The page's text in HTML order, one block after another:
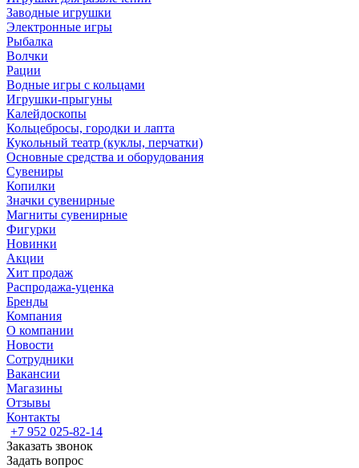
Заводные игрушки
Электронные игры
Рыбалка
Волчки
Рации
Водные игры с кольцами
Игрушки-прыгуны
Калейдоскопы
Кольцебросы, городки и лапта
Кукольный театр (куклы, перчатки)
Основные средства и оборудования
Сувениры
Копилки
Значки сувенирные
Магниты сувенирные
Фигурки
Новинки
Акции
Хит продаж
Распродажа-уценка
Бренды
Компания
О компании
Новости
Сотрудники
Вакансии
Магазины
Отзывы
Контакты
+7 952 025-82-14
Заказать звонок
Задать вопрос